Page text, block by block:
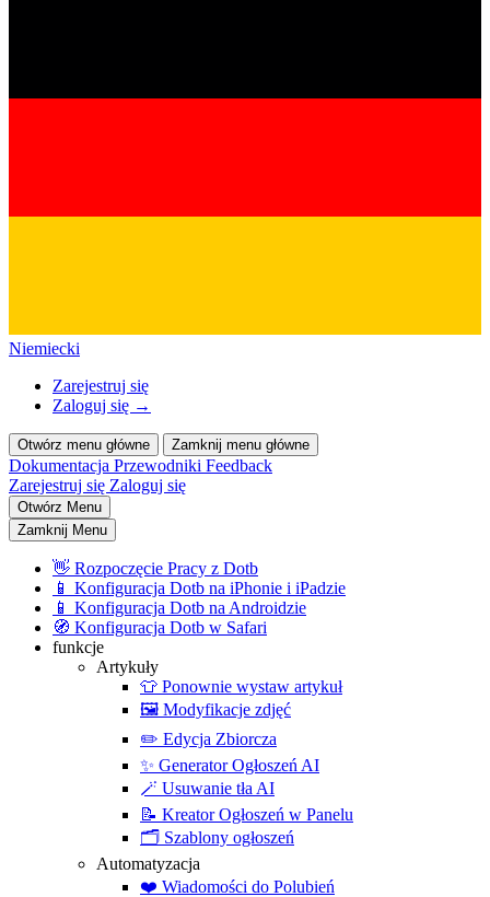
Niemiecki
Zarejestruj się
Zaloguj się →
Otwórz menu główne Zamknij menu główne
Dokumentacja Przewodniki Feedback
Zarejestruj się Zaloguj się
Otwórz Menu
Zamknij Menu
👋 Rozpoczęcie Pracy z Dotb
📱 Konfiguracja Dotb na iPhonie i iPadzie
📱 Konfiguracja Dotb na Androidzie
🧭 Konfiguracja Dotb w Safari
funkcje
Artykuły
👕 Ponownie wystaw artykuł
🖼️ Modyfikacje zdjęć
✏️ Edycja Zbiorcza
✨ Generator Ogłoszeń AI
🪄 Usuwanie tła AI
📝 Kreator Ogłoszeń w Panelu
🗂️ Szablony ogłoszeń
Automatyzacja
❤️ Wiadomości do Polubień